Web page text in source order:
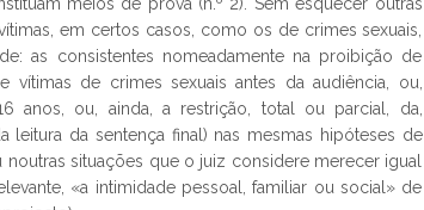
em certos casos, como os de crimes sexuais,
as consistentes nomeadamente na proibição de
de crimes sexuais antes da audiência, ou,
ou, ainda, a restrição, total ou parcial, da,
da sentença final) nas mesmas hipóteses de
situações que o juiz considere merecer igual
«a intimidade pessoal, familiar ou social» de